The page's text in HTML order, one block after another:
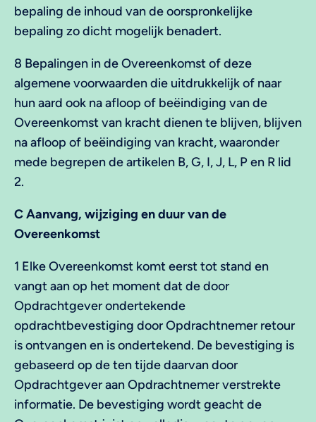
bepaling de inhoud van de oorspronkelijke
bepaling zo dicht mogelijk benadert.
8 Bepalingen in de Overeenkomst of deze
algemene voorwaarden die uitdrukkelijk of naar
hun aard ook na afloop of beëindiging van de
Overeenkomst van kracht dienen te blijven, blijven
na afloop of beëindiging van kracht, waaronder
mede begrepen de artikelen B, G, I, J, L, P en R lid
2.
C Aanvang, wijziging en duur van de
Overeenkomst
1 Elke Overeenkomst komt eerst tot stand en
vangt aan op het moment dat de door
Opdrachtgever ondertekende
opdrachtbevestiging door Opdrachtnemer retour
is ontvangen en is ondertekend. De bevestiging is
gebaseerd op de ten tijde daarvan door
Opdrachtgever aan Opdrachtnemer verstrekte
informatie. De bevestiging wordt geacht de